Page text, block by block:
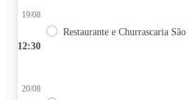
12:30
19/08
Restaurante e Churrascaria
20/08